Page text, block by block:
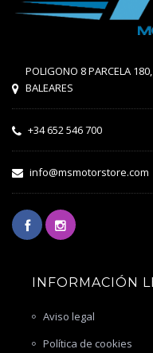
POLIGONO 8 PARCELA
BALEARES
+34 652 546 700
info@msmotorstore.com
INFORMACIÓN
Aviso legal
Política de cookies